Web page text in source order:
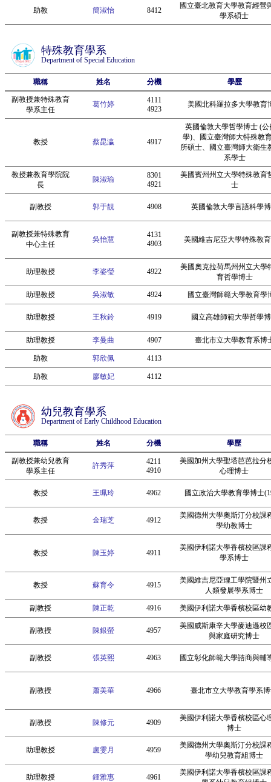
助教 簡淑怡 8412
國立臺北教育大學教育經營
學系碩士
特殊教育學系
Department of Special Education
職稱 姓名 分機 學歷
副教授兼特殊教育
學系主任
葛竹婷
4111
4923
美國北科羅拉多大學教育
教授 蔡昆瀛 4917
英國倫敦大學哲學博士 (公
學)、國立臺灣師大特殊教
所碩士、國立臺灣師大衛生
系學士
教授兼教育學院院
長
陳淑瑜
8301
4921
美國賓州州立大學特殊教育
士
副教授 郭于靚 4908 英國倫敦大學言語科學
副教授兼特殊教育
中心主任
吳怡慧
4131
4903
美國維吉尼亞大學特殊教
助理教授 李姿瑩 4922
美國奧克拉荷馬州州立大學
育哲學博士
助理教授 吳淑敏 4924 國立臺灣師範大學教育學
助理教授 王秋鈴 4919 國立高雄師範大學哲學
助理教授 李曼曲 4907 臺北市立大學教育系博
助教 郭欣佩 4113
助教 廖敏妃 4112
幼兒教育學系
Department of Early Childhood Education
職稱 姓名 分機 學歷
副教授兼幼兒教育
學系主任
許秀萍
4211
4910
美國加州大學聖塔芭芭拉分
心理博士
教授 王珮玲 4962 國立政治大學教育學博士
教授 金瑞芝 4912
美國德州大學奧斯汀分校課
學幼教博士
教授 陳玉婷 4911
美國伊利諾大學香檳校區課
學系博士
教授 蘇育令 4915
美國維吉尼亞理工學院暨州
人類發展學系博士
副教授 陳正乾 4916 美國伊利諾大學香檳校區幼
副教授 陳銀螢 4957
美國威斯康辛大學麥迪遜校
與家庭研究博士
副教授 張英熙 4963 國立彰化師範大學諮商與輔
副教授 蕭美華 4966 臺北市立大學教育學系
副教授 陳修元 4909
美國伊利諾大學香檳校區心
博士
助理教授 盧雯月 4959
美國德州大學奧斯汀分校課
學幼兒教育組博士
助理教授 鍾雅惠 4961
美國伊利諾大學香檳校區課